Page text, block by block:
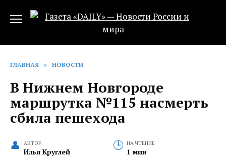
ГЛАВНАЯ » НОВОСТИ
В Нижнем Новгороде
маршрутка №115 насмерть
сбила пешехода
АВТОР
Илья Круглей
НА ЧТЕНИЕ
1 мин